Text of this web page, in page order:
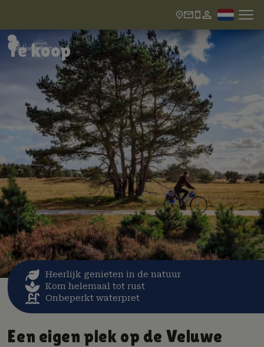
Te koop
Heerlijk genieten in de natuur
Kom helemaal tot rust
Onbeperkt waterpret
Een eigen plek op de Veluwe